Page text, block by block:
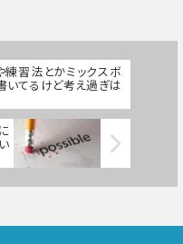
練習法とかミックスボ
いてるけど考え過ぎは